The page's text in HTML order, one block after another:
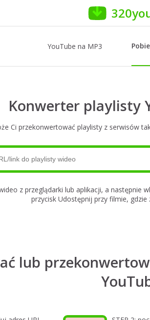
YouTube na MP3
Konwerter playlisty
Ci przekonwertować playlisty z serwisów
z przeglądarki lub aplikacji, a
przycisk Udostępnij przy filmie,
lub